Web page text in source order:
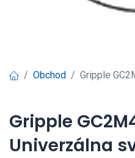
Obchod Gripple
Gripple
Univerzálna